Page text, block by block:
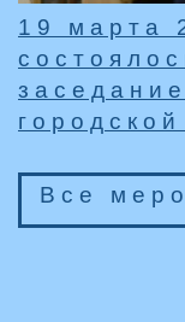
19 марта
Все